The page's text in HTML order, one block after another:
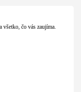
všetko, čo vás zaujíma.